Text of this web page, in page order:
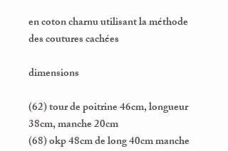
en coton charnu utilisant la méthode
des coutures cachées
dimensions
(62) tour de poitrine 46cm, longueur
38cm, manche 20cm
(68) okp 48cm de long 40cm manche